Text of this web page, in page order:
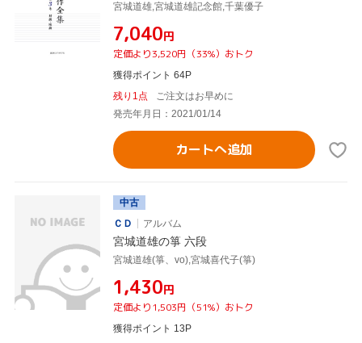
宮城道雄,宮城道雄記念館,千葉優子
¥7,040円
定価より3,520円（33%）おトク
獲得ポイント 64P
残り1点
ご注文はお早めに
発売年月日：2021/01/14
カートへ追加
中古
ＣＤ
アルバム
宮城道雄の箏 六段
宮城道雄(箏、vo),宮城喜代子(箏)
¥1,430円
定価より1,503円（51%）おトク
獲得ポイント 13P